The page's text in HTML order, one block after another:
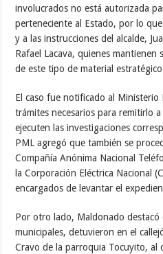
involucrados no está autorizada
perteneciente al Estado, por lo
y a las instrucciones del alcalde,
Rafael Lacava, quienes
de este tipo de material
El caso fue notificado al
trámites necesarios para remitirlo
ejecuten las investigaciones
PML agregó que también se
Compañía Anónima Nacional
la Corporación Eléctrica Nacional
encargados de levantar el
Por otro lado, Maldonado destacó
municipales, detuvieron en el
Cravo de la parroquia Tocuyito, al